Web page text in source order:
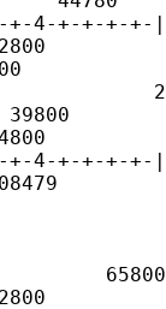
4-+-+-+-
4-+-+-+-
65800